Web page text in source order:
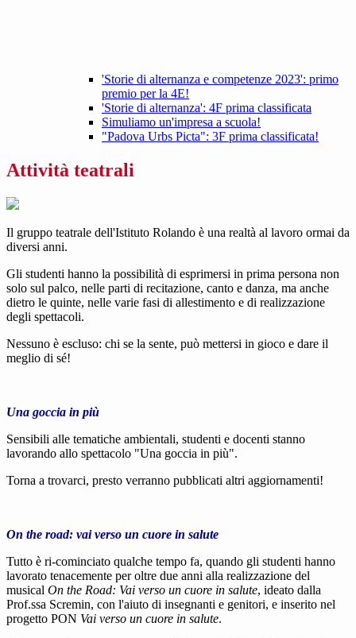
'Storie di alternanza e competenze 2023': primo
premio per la 4E!
'Storie di alternanza': 4F prima classificata
Simuliamo un'impresa a scuola!
"Padova Urbs Picta": 3F prima classificata!
Attività teatrali
Il gruppo teatrale dell'Istituto Rolando è una realtà al lavoro ormai da
diversi anni.
Gli studenti hanno la possibilità di esprimersi in prima persona non
solo sul palco, nelle parti di recitazione, canto e danza, ma anche
dietro le quinte, nelle varie fasi di allestimento e di realizzazione
degli spettacoli.
Nessuno è escluso: chi se la sente, può mettersi in gioco e dare il
meglio di sé!
Una goccia in più
Sensibili alle tematiche ambientali, studenti e docenti stanno
lavorando allo spettacolo "Una goccia in più".
Torna a trovarci, presto verranno pubblicati altri aggiornamenti!
On the road: vai verso un cuore in salute
Tutto è ri-cominciato qualche tempo fa, quando gli studenti hanno
lavorato tenacemente per oltre due anni alla realizzazione del
musical On the Road: Vai verso un cuore in salute, ideato dalla
Prof.ssa Scremin, con l'aiuto di insegnanti e genitori, e inserito nel
progetto PON Vai verso un cuore in salute.